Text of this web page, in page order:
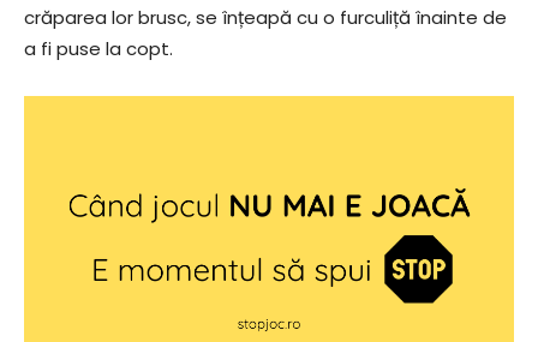
crăparea lor brusc, se înțeapă cu o furculiță înainte de
a fi puse la copt.